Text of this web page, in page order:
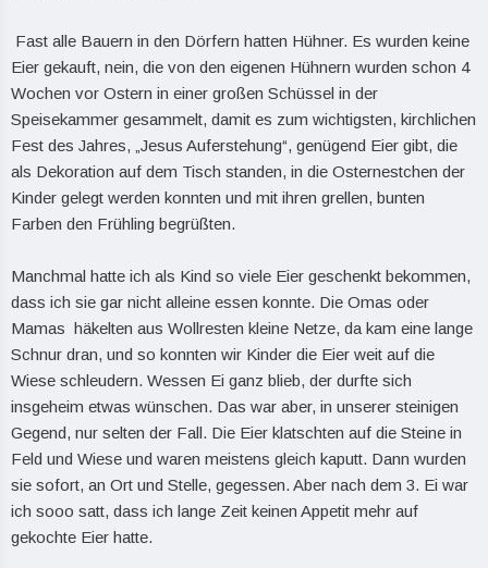
Fast alle Bauern in den Dörfern hatten Hühner. Es wurden keine
Eier gekauft, nein, die von den eigenen Hühnern wurden schon 4
Wochen vor Ostern in einer großen Schüssel in der
Speisekammer gesammelt, damit es zum wichtigsten, kirchlichen
Fest des Jahres, „Jesus Auferstehung“, genügend Eier gibt, die
als Dekoration auf dem Tisch standen, in die Osternestchen der
Kinder gelegt werden konnten und mit ihren grellen, bunten
Farben den Frühling begrüßten.
Manchmal hatte ich als Kind so viele Eier geschenkt bekommen,
dass ich sie gar nicht alleine essen konnte. Die Omas oder
Mamas häkelten aus Wollresten kleine Netze, da kam eine lange
Schnur dran, und so konnten wir Kinder die Eier weit auf die
Wiese schleudern. Wessen Ei ganz blieb, der durfte sich
insgeheim etwas wünschen. Das war aber, in unserer steinigen
Gegend, nur selten der Fall. Die Eier klatschten auf die Steine in
Feld und Wiese und waren meistens gleich kaputt. Dann wurden
sie sofort, an Ort und Stelle, gegessen. Aber nach dem 3. Ei war
ich sooo satt, dass ich lange Zeit keinen Appetit mehr auf
gekochte Eier hatte.